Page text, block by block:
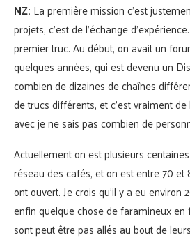
NZ: La première mission c’est
projets, c’est de l’échange
premier truc. Au début, on avait un
quelques années, qui est devenu un
combien de dizaines de chaînes
de trucs différents, et c’est vraiment de
avec je ne sais pas combien de
Actuellement on est plusieurs
réseau des cafés, et on est entre 70
ont ouvert. Je crois qu’il y a eu environ
enfin quelque chose de faramineux en
sont peut être pas allés au bout de